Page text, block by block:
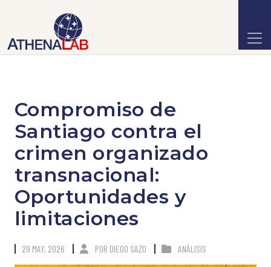
Compromiso de
Santiago contra el
crimen organizado
transnacional:
Oportunidades y
limitaciones
29 MAY, 2026 POR DIEGO SAZO ANÁLISIS